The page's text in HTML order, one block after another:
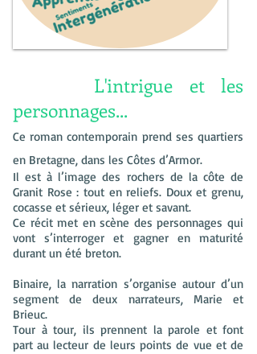
L'intrigue et les
personnages...
Ce roman contemporain prend ses quartiers
en Bretagne, dans les Côtes d’Armor.
Il est à l’image des rochers de la côte de
Granit Rose : tout en reliefs. Doux et grenu,
cocasse et sérieux, léger et savant.
Ce récit met en scène des personnages qui
vont s’interroger et gagner en maturité
durant un été breton.
Binaire, la narration s’organise autour d’un
segment de deux narrateurs, Marie et
Brieuc.
Tour à tour, ils prennent la parole et font
part au lecteur de leurs points de vue et de